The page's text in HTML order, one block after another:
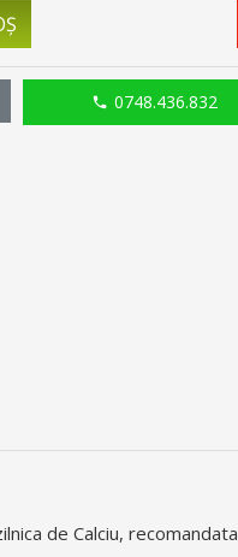
0748.436.832
de Calciu, recomandata